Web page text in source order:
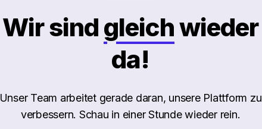
Wir sindgleichwieder
da!
Unser Team arbeitet gerade daran, unsere Plattform zu
verbessern. Schau in einer Stunde wieder rein.